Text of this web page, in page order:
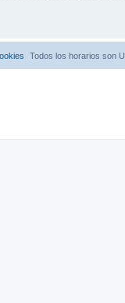
Todos los horarios son